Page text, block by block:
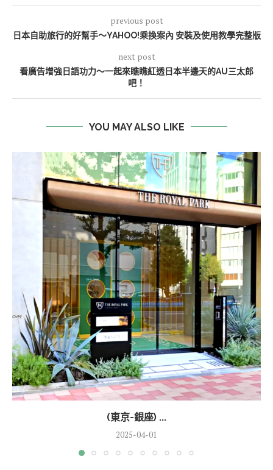
previous post
日本自助旅行的好幫手～YAHOO!乘換案內 安裝及使用教學完整版
next post
看廣告增強日語功力～一起來瞧瞧紅透日本半邊天的AU三太郎
吧！
YOU MAY ALSO LIKE
(東京-銀座) ...
2025-04-01